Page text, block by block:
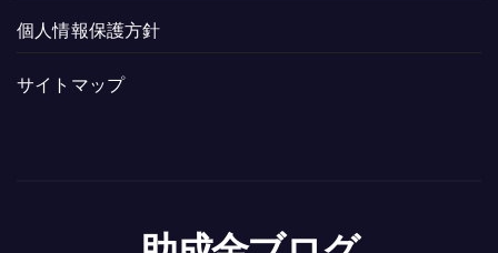
個人情報保護方針
サイトマップ